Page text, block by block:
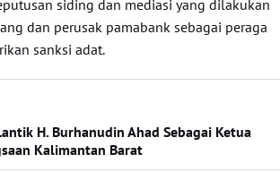
siding dan mediasi yang dilakukan
dan perusak pamabank sebagai peraga
sanksi adat.
H. Burhanudin Ahad Sebagai Ketua
Kalimantan Barat